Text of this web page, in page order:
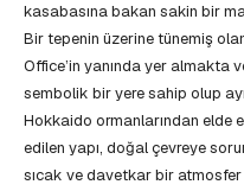
kasabasına bakan sakin bir
Bir tepenin üzerine tünemiş
Office’in yanında yer almakta
sembolik bir yere sahip olup
Hokkaido ormanlarından elde
edilen yapı, doğal çevreye
sıcak ve davetkar bir